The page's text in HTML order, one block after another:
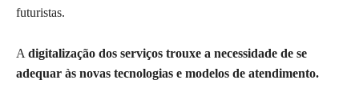
futuristas.
A digitalização dos serviços trouxe a necessidade de se
adequar às novas tecnologias e modelos de atendimento.